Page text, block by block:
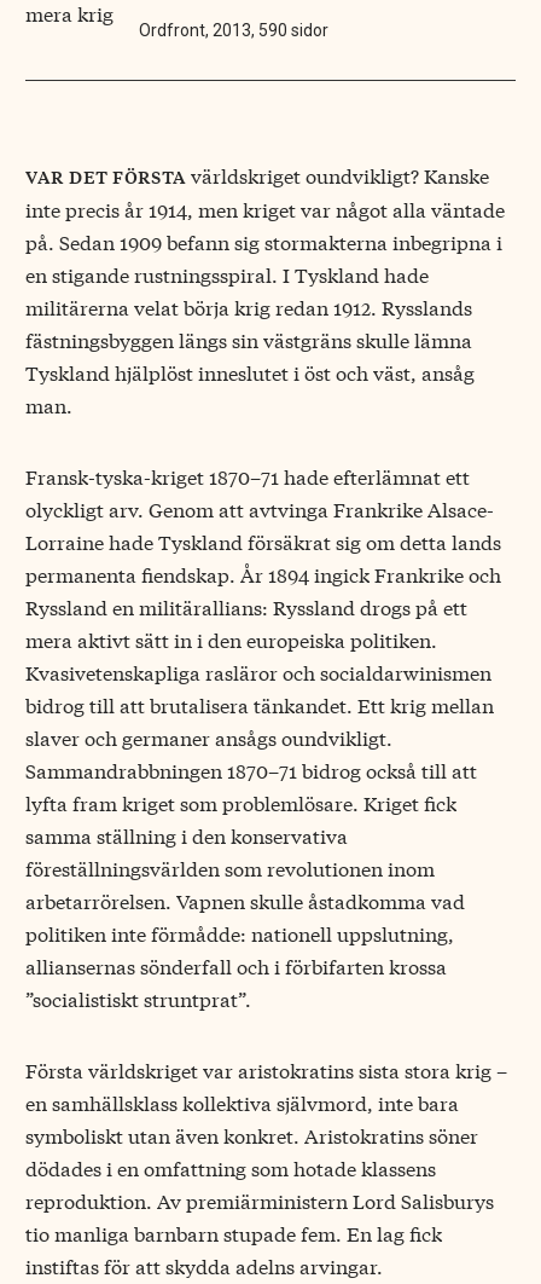
Ordfront, 2013, 590 sidor
var det förstavärldskriget oundvikligt? Kanske
inte precis år 1914, men kriget var något alla väntade
på. Sedan 1909 befann sig stormakterna inbegripna i
en stigande rustningsspiral. I Tyskland hade
militärerna velat börja krig redan 1912. Rysslands
fästningsbyggen längs sin västgräns skulle lämna
Tyskland hjälplöst inneslutet i öst och väst, ansåg
man.
Fransk-tyska-kriget 1870–71 hade efterlämnat ett
olyckligt arv. Genom att avtvinga Frankrike Alsace-
Lorraine hade Tyskland försäkrat sig om detta lands
permanenta fiendskap. År 1894 ingick Frankrike och
Ryssland en militärallians: Ryssland drogs på ett
mera aktivt sätt in i den europeiska politiken.
Kvasivetenskapliga rasläror och socialdarwinismen
bidrog till att brutalisera tänkandet. Ett krig mellan
slaver och germaner ansågs oundvikligt.
Sammandrabbningen 1870–71 bidrog också till att
lyfta fram kriget som problemlösare. Kriget fick
samma ställning i den konservativa
föreställningsvärlden som revolutionen inom
arbetarrörelsen. Vapnen skulle åstadkomma vad
politiken inte förmådde: nationell uppslutning,
alliansernas sönderfall och i förbifarten krossa
”socialistiskt struntprat”.
Första världskriget var aristokratins sista stora krig –
en samhällsklass kollektiva självmord, inte bara
symboliskt utan även konkret. Aristokratins söner
dödades i en omfattning som hotade klassens
reproduktion. Av premiärministern Lord Salisburys
tio manliga barnbarn stupade fem. En lag fick
instiftas för att skydda adelns arvingar.